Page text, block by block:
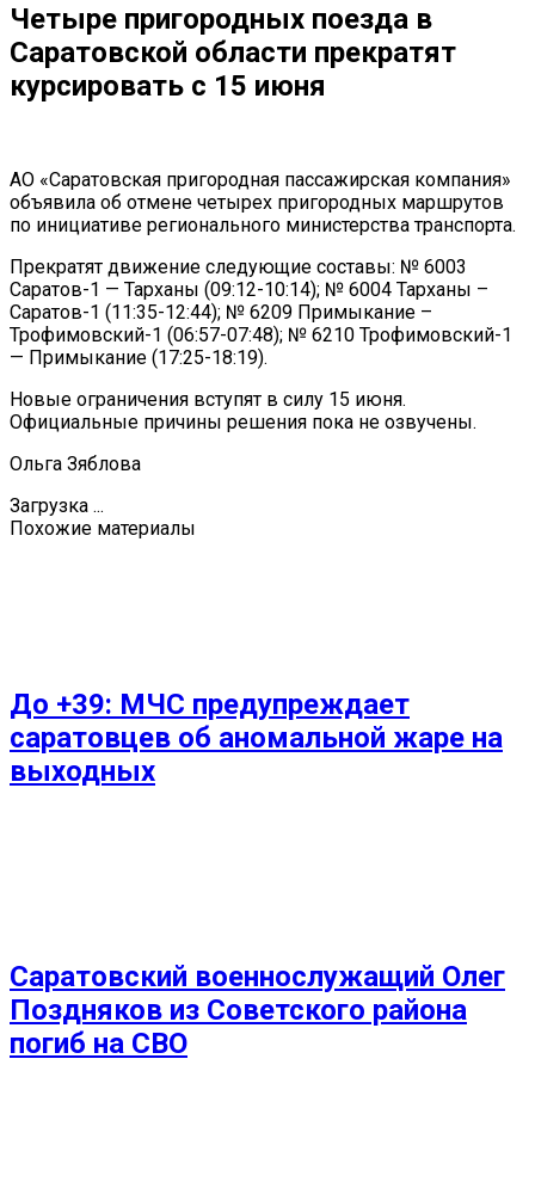
Четыре пригородных поезда в
Саратовской области прекратят
курсировать с 15 июня
АО «Саратовская пригородная пассажирская компания»
объявила об отмене четырех пригородных маршрутов
по инициативе регионального министерства транспорта.
Прекратят движение следующие составы: № 6003
Саратов-1 — Тарханы (09:12-10:14); № 6004 Тарханы –
Саратов-1 (11:35-12:44); № 6209 Примыкание –
Трофимовский-1 (06:57-07:48); № 6210 Трофимовский-1
— Примыкание (17:25-18:19).
Новые ограничения вступят в силу 15 июня.
Официальные причины решения пока не озвучены.
Ольга Зяблова
Загрузка ...
Похожие материалы
До +39: МЧС предупреждает
саратовцев об аномальной жаре на
выходных
Саратовский военнослужащий Олег
Поздняков из Советского района
погиб на СВО